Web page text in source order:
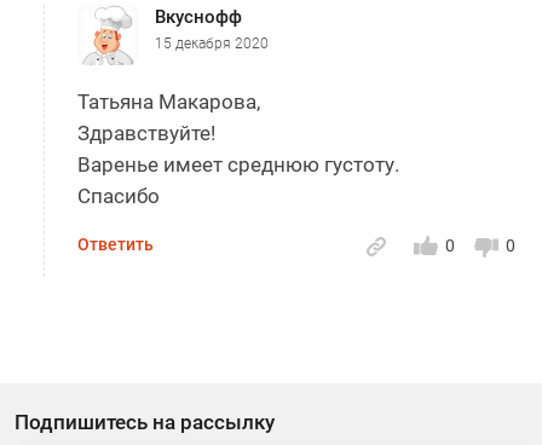
Вкуснофф
15 декабря 2020
Татьяна Макарова,
Здравствуйте!
Варенье имеет среднюю густоту.
Спасибо
0
0
Ответить
Подпишитесь на рассылку